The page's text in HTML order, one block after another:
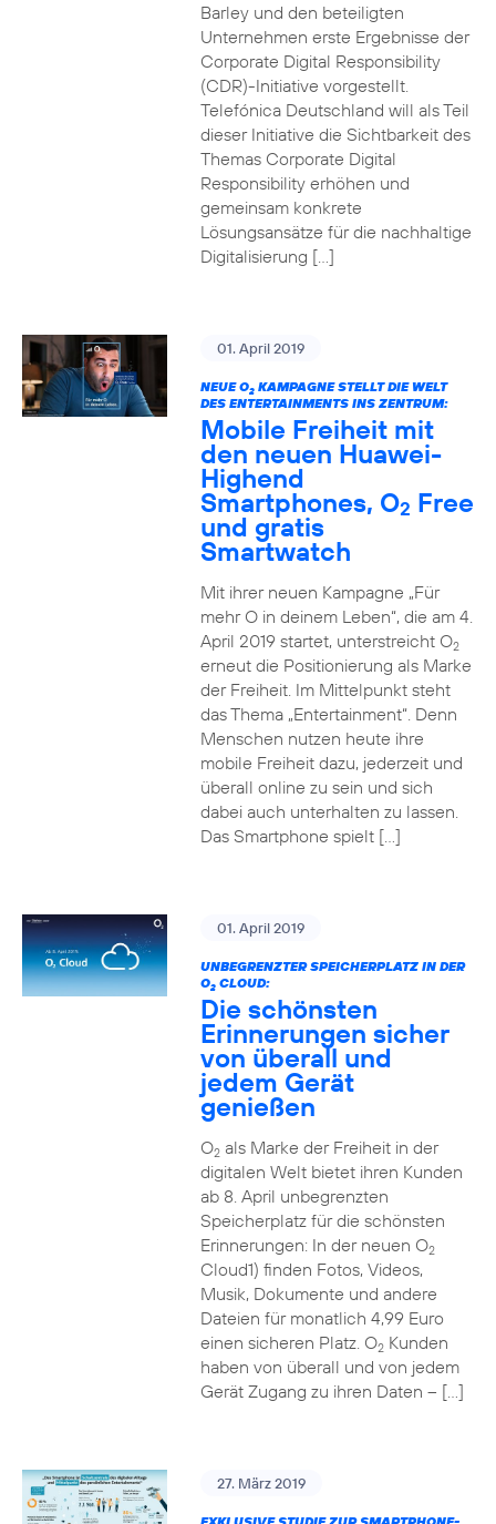
Barley und den beteiligten
Unternehmen erste Ergebnisse der
Corporate Digital Responsibility
(CDR)-Initiative vorgestellt.
Telefónica Deutschland will als Teil
dieser Initiative die Sichtbarkeit des
Themas Corporate Digital
Responsibility erhöhen und
gemeinsam konkrete
Lösungsansätze für die nachhaltige
Digitalisierung […]
01. April 2019
NEUE O2KAMPAGNE STELLT DIE WELT
DES ENTERTAINMENTS INS ZENTRUM:
Mobile Freiheit mit
den neuen Huawei-
Highend
Smartphones, O2 Free
und gratis
Smartwatch
Mit ihrer neuen Kampagne „Für
mehr O in deinem Leben“, die am 4.
April 2019 startet, unterstreicht O2
erneut die Positionierung als Marke
der Freiheit. Im Mittelpunkt steht
das Thema „Entertainment“. Denn
Menschen nutzen heute ihre
mobile Freiheit dazu, jederzeit und
überall online zu sein und sich
dabei auch unterhalten zu lassen.
Das Smartphone spielt […]
01. April 2019
UNBEGRENZTER SPEICHERPLATZ IN DER
O2CLOUD:
Die schönsten
Erinnerungen sicher
von überall und
jedem Gerät
genießen
O2als Marke der Freiheit in der
digitalen Welt bietet ihren Kunden
ab 8. April unbegrenzten
Speicherplatz für die schönsten
Erinnerungen: In der neuen O2
Cloud1) finden Fotos, Videos,
Musik, Dokumente und andere
Dateien für monatlich 4,99 Euro
einen sicheren Platz. O2Kunden
haben von überall und von jedem
Gerät Zugang zu ihren Daten – […]
27. März 2019